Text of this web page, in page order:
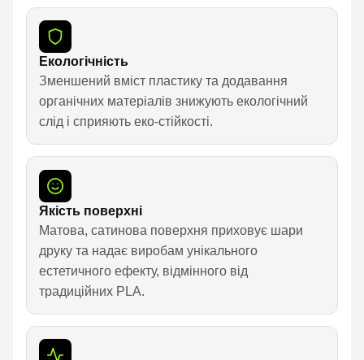
Екологічність
Зменшений вміст пластику та додавання
органічних матеріалів знижують екологічний
слід і сприяють еко-стійкості.
Якість поверхні
Матова, сатинова поверхня приховує шари
друку та надає виробам унікального
естетичного ефекту, відмінного від
традиційних PLA.